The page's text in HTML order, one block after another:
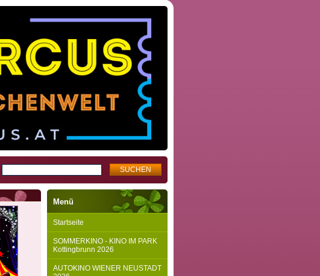
Menü
Startseite
SOMMERKINO - KINO IM PARK
Kottingbrunn 2026
AUTOKINO WIENER NEUSTADT